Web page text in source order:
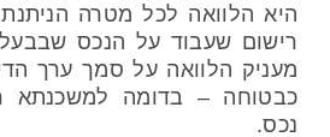
היא הלוואה לכל מטרה
רישום שעבוד על הנכס
מעניק הלוואה על סמך ערך
כבטוחה – בדומה למשכנתא
נכס.